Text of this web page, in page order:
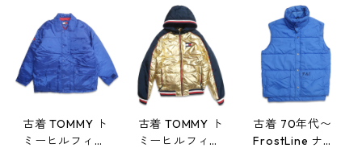
w51126
ブレーカー ベ
スト ジャケッ
ト 表記：2XL
gd404088n w4
1130
古着 TOMMY ト
ミーヒルフィガ
古着 TOMMY ト
ミーヒルフィガ
古着 70年代〜
FrostLine ナイ